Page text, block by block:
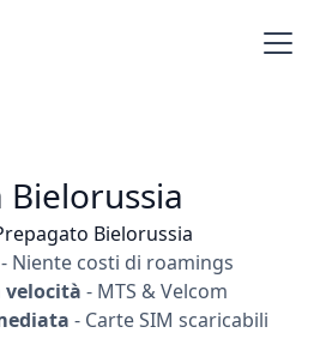
Bielorussia
Bielorussia
- Niente costi di roamings
- MTS & Velcom
- Carte SIM scaricabili